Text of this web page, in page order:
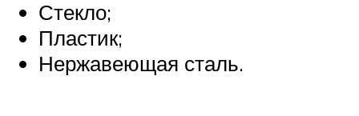
Стекло;
Пластик;
Нержавеющая сталь.